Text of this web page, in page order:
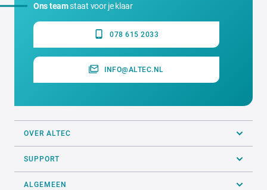
Ons teamstaat voor je klaar
078 615 2033
INFO@ALTEC.NL
OVER ALTEC
SUPPORT
ALGEMEEN